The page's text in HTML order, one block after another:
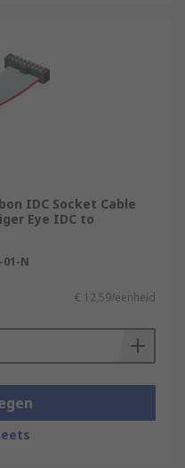
IDC Socket Cable
Eye IDC to
01-N
€ 12,59/eenheid